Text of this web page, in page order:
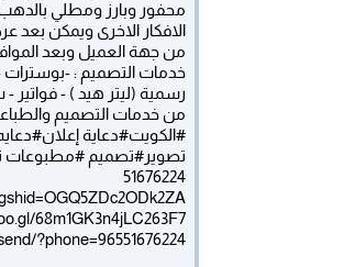
الافكار الاخرى ويمكن بعد
من جهة العميل وبعد
خدمات التصميم : -
رسمية (ليتر هيد ) - فواتير
من خدمات التصميم
#الكويت#دعاية
تصوير#تصميم #مطبوعات
51676224
68m1GK3n4jLC263F7
?phone=96551676224